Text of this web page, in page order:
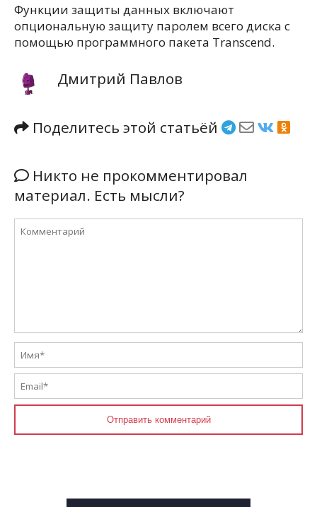
Функции защиты данных включают
опциональную защиту паролем всего диска с
помощью программного пакета Transcend.
Дмитрий Павлов
Поделитесь этой статьёй
Никто не прокомментировал
материал. Есть мысли?